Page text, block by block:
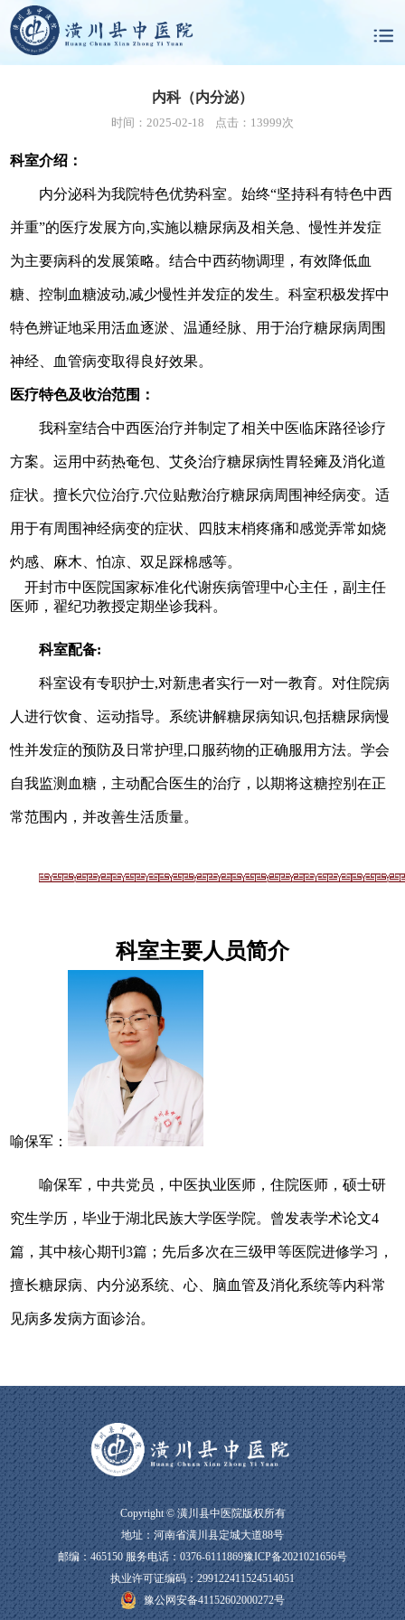
内科（内分泌）
时间：2025-02-18 点击：13999次
科室介绍：
内分泌科为我院特色优势科室。始终“坚持科有特色中西
并重”的医疗发展方向,实施以糖尿病及相关急 、慢性并发症
为主要病科的发展策略。结合中西药物调理，有效降低血
糖、控制血糖波动,减少慢性并发症的发生。科室积极发挥中
特色辨证地采用活血逐淤、温通经脉 用于治疗糖尿病周围
神经、血管病变取得良好效果。
医疗特色及收治范围：
我科室结合中西医治疗并制定了相关中医临床路径诊疗
方案。运用中药热奄包 、艾灸治疗糖尿病性胃轻瘫及消化道
症状。擅长穴位治疗.穴位贴敷治疗糖尿病周围神经病变。适
用于有周围神经病变的症状 、四肢末梢疼痛和感觉弄常如烧
灼感、麻木 、怕凉 、双足踩棉感等。
开封市中医院国家标准化代谢疾病管理中心主任，副主任
医师，翟纪功教授定期坐诊我科。
科室配备:
科室设有专职护士,对新患者实行一对一教育。对住院病
人进行饮食、运动指导。系统讲解糖尿病知识,包括糖尿病慢
性并发症的预防及日常护理,口 服药物的正确服 用方法。学会
自我监测血糖 ， 主动配合医生的治疗 ， 以期将这糖控别在正
常范围内，并改善生活质量。
科室主要人员简介
喻保军：
喻保军 ，中共党员，中医执业医师，住院医师，硕士研
究生学历 ，毕业于湖北民族大学医学院。曾发表学术论文4
篇，其中核心期刊3篇； 先后多次在三级甲等医院进修学习，
擅长糖尿病、内分泌系统、心、脑血管及消化系统等内科常
见病多发病方面诊治。
Copyright © 潢川县中医院版权所有
地址：河南省潢川县定城大道88号
邮编：465150 服务电话：0376-6111869豫ICP备2021021656号
执业许可证编码：299122411524514051
豫公网安备41152602000272号